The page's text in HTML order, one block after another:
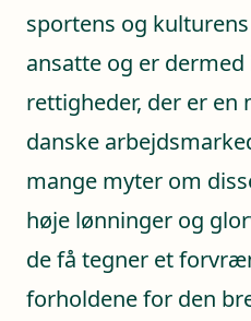
sportens og
ansatte og er
rettigheder, der er en
danske
mange myter om
høje lønninger og
de få tegner et
forholdene for den